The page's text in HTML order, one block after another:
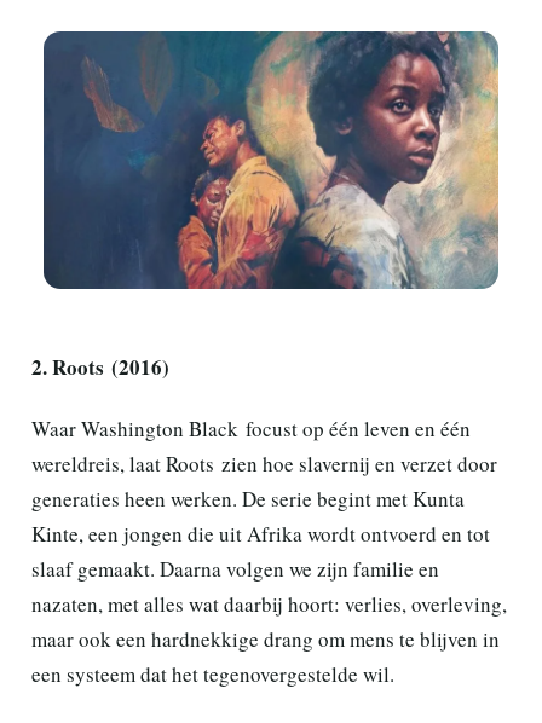
2. Roots (2016)
Waar Washington Black focust op één leven en één
wereldreis, laat Roots zien hoe slavernij en verzet door
generaties heen werken. De serie begint met Kunta
Kinte, een jongen die uit Afrika wordt ontvoerd en tot
slaaf gemaakt. Daarna volgen we zijn familie en
nazaten, met alles wat daarbij hoort: verlies, overleving,
maar ook een hardnekkige drang om mens te blijven in
een systeem dat het tegenovergestelde wil.